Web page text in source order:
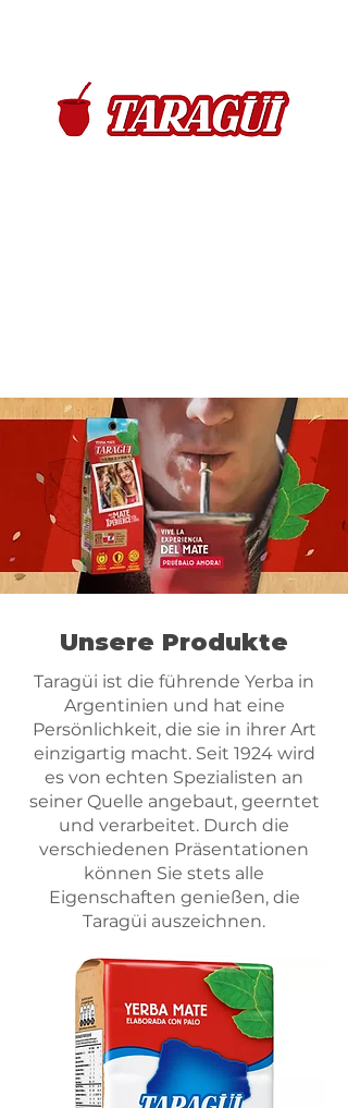
Unsere Produkte
Taragüi ist die führende Yerba in
Argentinien und hat eine
Persönlichkeit, die sie in ihrer Art
einzigartig macht. Seit 1924 wird
es von echten Spezialisten an
seiner Quelle angebaut, geerntet
und verarbeitet. Durch die
verschiedenen Präsentationen
können Sie stets alle
Eigenschaften genießen, die
Taragüi auszeichnen.